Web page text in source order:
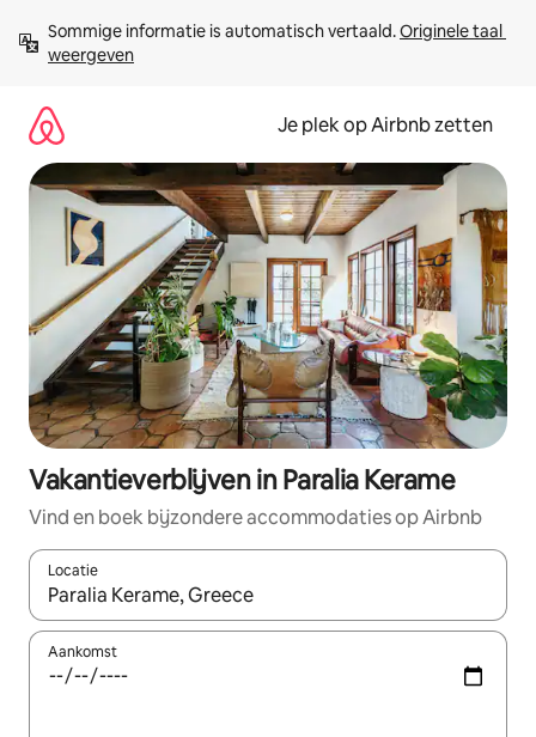
direct
naar
Sommige informatie is automatisch vertaald. Originele taal
weergeven
Je plek op Airbnb zetten
Vakantieverblijven in Paralia Kerame
Vind en boek bijzondere accommodaties op Airbnb
Locatie
Wanneer er resultaten beschikbaar zijn, maak je een keuze
Aankomst